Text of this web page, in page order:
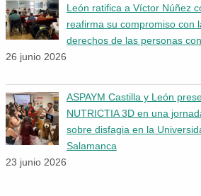
León ratifica a Víctor Núñez
reafirma su compromiso con
derechos de las personas
26 junio 2026
ASPAYM Castilla y León
NUTRICTIA 3D en una
sobre disfagia en la
Salamanca
23 junio 2026